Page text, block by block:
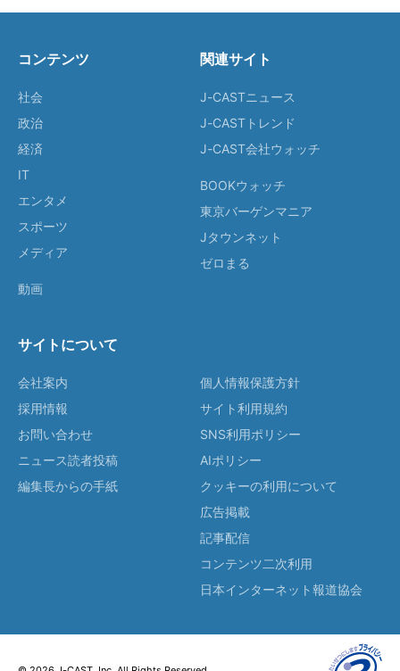
コンテンツ
社会
政治
経済
IT
エンタメ
スポーツ
メディア
動画
関連サイト
J-CASTニュース
J-CASTトレンド
J-CAST会社ウォッチ
BOOKウォッチ
東京バーゲンマニア
Jタウンネット
ゼロまる
サイトについて
会社案内
採用情報
お問い合わせ
ニュース読者投稿
編集長からの手紙
個人情報保護方針
サイト利用規約
SNS利用ポリシー
AIポリシー
クッキーの利用について
広告掲載
記事配信
コンテンツ二次利用
日本インターネット報道協会